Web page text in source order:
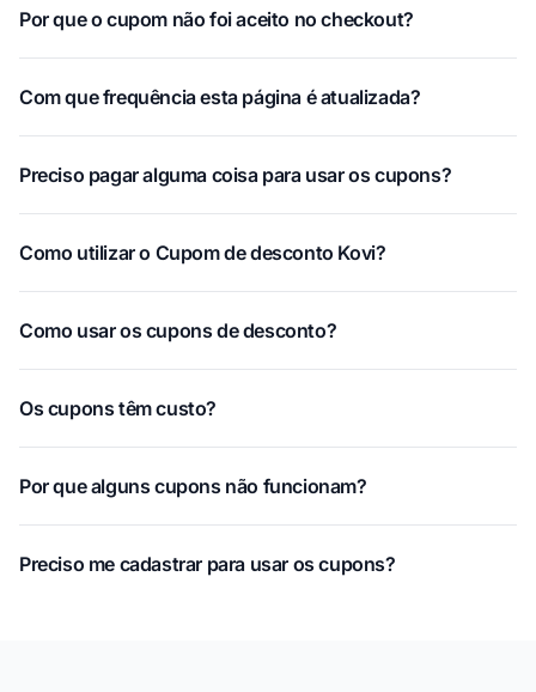
Por que o cupom não foi aceito no checkout?
Com que frequência esta página é atualizada?
Preciso pagar alguma coisa para usar os cupons?
Como utilizar o Cupom de desconto Kovi?
Como usar os cupons de desconto?
Os cupons têm custo?
Por que alguns cupons não funcionam?
Preciso me cadastrar para usar os cupons?